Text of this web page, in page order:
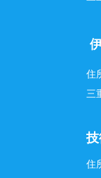
住
三
住